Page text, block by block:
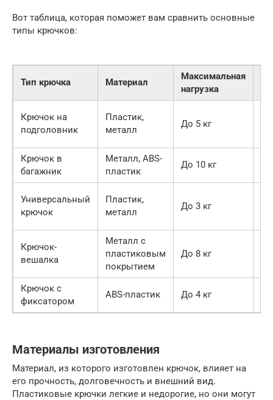
Вот таблица, которая поможет вам сравнить основные
типы крючков:
Тип крючка Материал
Максимальная
нагрузка
Крючок на
подголовник
Пластик,
металл
До 5 кг
Крючок в
багажник
Металл, ABS-
пластик
До 10 кг
Универсальный
крючок
Пластик,
металл
До 3 кг
Крючок-
вешалка
Металл с
пластиковым
покрытием
До 8 кг
Крючок с
фиксатором
ABS-пластик До 4 кг
Материалы изготовления
Материал, из которого изготовлен крючок, влияет на
его прочность, долговечность и внешний вид.
Пластиковые крючки легкие и недорогие, но они могут